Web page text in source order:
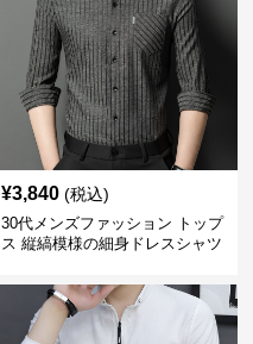
¥3,840 (税込)
30代メンズファッション トップ
ス 縦縞模様の細身ドレスシャツ